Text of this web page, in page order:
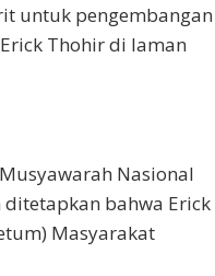
untuk pengembangan
Thohir di laman
Nasional
ditetapkan bahwa Erick
Masyarakat